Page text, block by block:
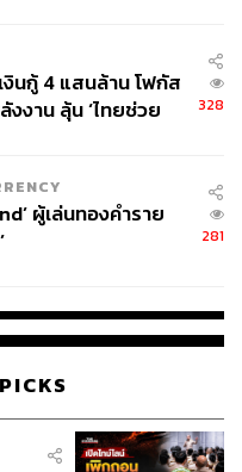
งินกู้ 4 แสนล้าน โฟกัส
งาน ลุ้น ‘ไทยช่วย
328
ผู้เล่นทองคำราย
281